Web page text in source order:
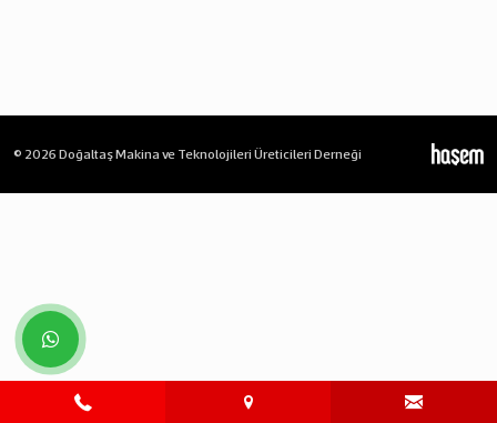
© 2026 Doğaltaş Makina ve Teknolojileri Üreticileri Derneği